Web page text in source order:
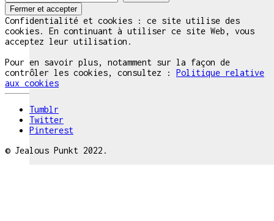
Confidentialité et cookies : ce site utilise des
cookies. En continuant à utiliser ce site Web, vous
acceptez leur utilisation.
Pour en savoir plus, notamment sur la façon de
contrôler les cookies, consultez : Politique relative
aux cookies
Tumblr
Twitter
Pinterest
© Jealous Punkt 2022.